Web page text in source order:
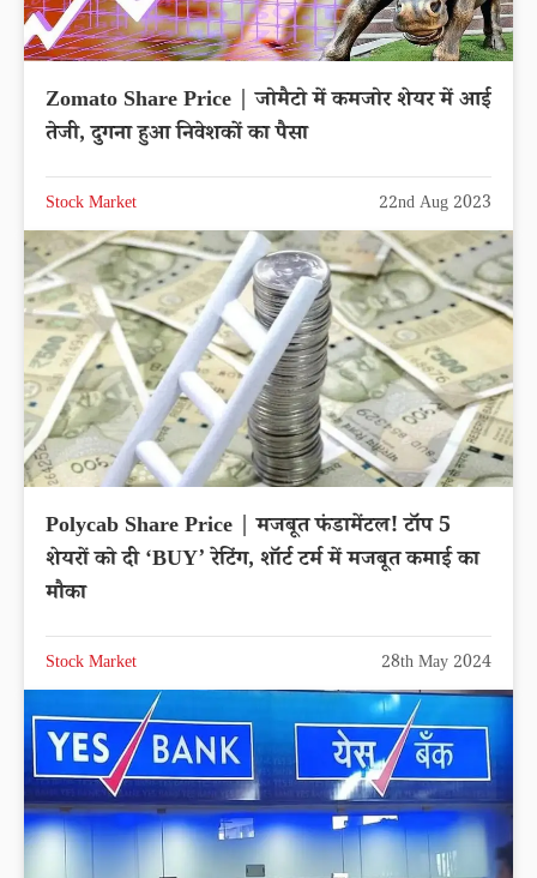
Zomato Share Price | जोमैटो में कमजोर शेयर में आई
तेजी, दुगना हुआ निवेशकों का पैसा
Stock Market 22nd Aug 2023
Polycab Share Price | मजबूत फंडामेंटल! टॉप 5
शेयरों को दी ‘BUY’ रेटिंग, शॉर्ट टर्म में मजबूत कमाई का
मौका
Stock Market 28th May 2024